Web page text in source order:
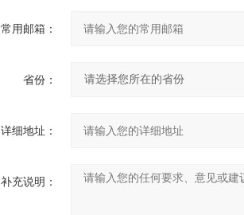
常用邮箱：
省份：
详细地址：
补充说明：